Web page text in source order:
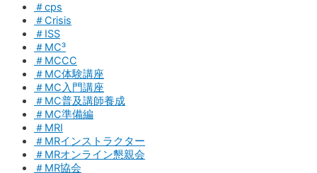
＃cps
＃Crisis
＃ISS
＃MC³
＃MCCC
＃MC体験講座
＃MC入門講座
＃MC普及講師養成
＃MC準備編
＃MRI
＃MRインストラクター
＃MRオンライン懇親会
＃MR協会